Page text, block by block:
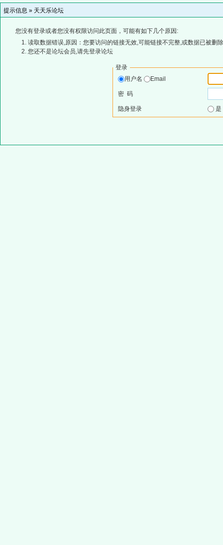
提示信息 » 天天乐论坛
您没有登录或者您没有权限访问此页面，可能有如下几个原因:
读取数据错误,原因：您要访问的链接无效,可能链接不完整,或数据已被删
您还不是论坛会员,请先登录论坛
登录
用户名
Email
密 码
隐身登录